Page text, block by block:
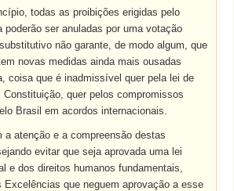
todas as proibições erigidas pelo
ser anuladas por uma votação
não garante, de modo algum, que
novas medidas ainda mais ousadas
coisa que é inadmissível quer pela lei de
Constituição, quer pelos compromissos
Brasil em acordos internacionais.
a atenção e a compreensão destas
evitar que seja aprovada uma lei
e dos direitos humanos fundamentais,
que neguem aprovação a esse